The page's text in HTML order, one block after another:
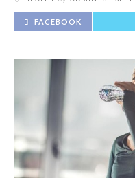
FACEBOOK